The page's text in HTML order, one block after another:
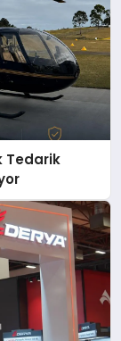
Tedarik